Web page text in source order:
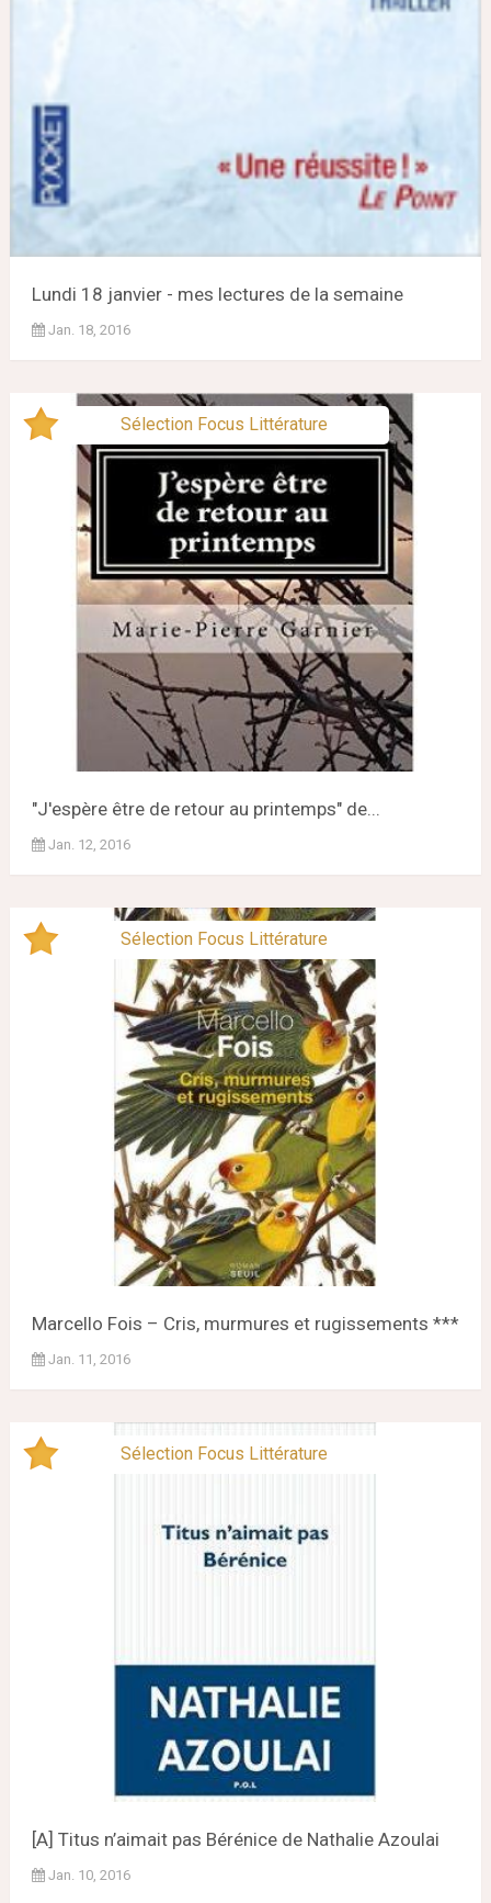
Lundi 18 janvier - mes lectures de la semaine
Jan. 18, 2016
Sélection Focus Littérature
"J'espère être de retour au printemps" de...
Jan. 12, 2016
Sélection Focus Littérature
Marcello Fois – Cris, murmures et rugissements ***
Jan. 11, 2016
Sélection Focus Littérature
[A] Titus n’aimait pas Bérénice de Nathalie Azoulai
Jan. 10, 2016